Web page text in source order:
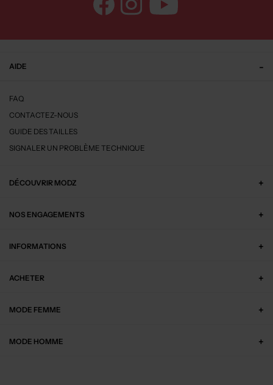
AIDE
FAQ
CONTACTEZ-NOUS
GUIDE DES TAILLES
SIGNALER UN PROBLÈME TECHNIQUE
DÉCOUVRIR MODZ
NOS ENGAGEMENTS
INFORMATIONS
ACHETER
MODE FEMME
MODE HOMME